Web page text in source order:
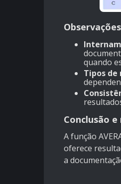
Observações
quando
Tipos
Conclusão
A função
oferece
a